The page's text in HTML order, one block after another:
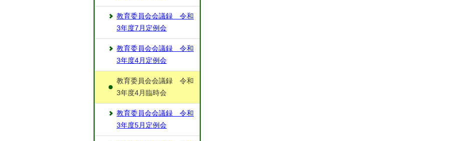
教育委員会会議録 令和
3年度7月定例会
教育委員会会議録 令和
3年度4月定例会
教育委員会会議録 令和
3年度4月臨時会
教育委員会会議録 令和
3年度5月定例会